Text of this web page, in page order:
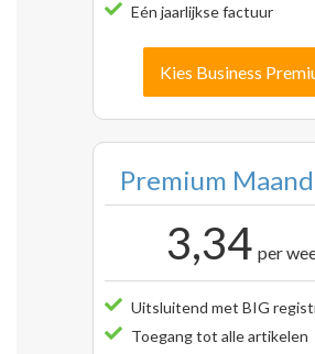
Eén jaarlijkse factuur
Kies Business
Premium
3,34 per
Uitsluitend met BIG
Toegang tot alle artikelen